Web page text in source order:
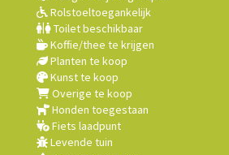
Rolstoeltoegankelijk
Toilet beschikbaar
Koffie/thee te krijgen
Planten te koop
Kunst te koop
Overige te koop
Honden toegestaan
Fiets laadpunt
Levende tuin